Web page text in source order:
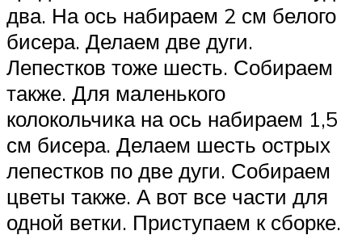
два. На ось набираем 2 см белого
бисера. Делаем две дуги.
Лепестков тоже шесть. Собираем
также. Для маленького
колокольчика на ось набираем 1,5
см бисера. Делаем шесть острых
лепестков по две дуги. Собираем
цветы также. А вот все части для
одной ветки. Приступаем к сборке.